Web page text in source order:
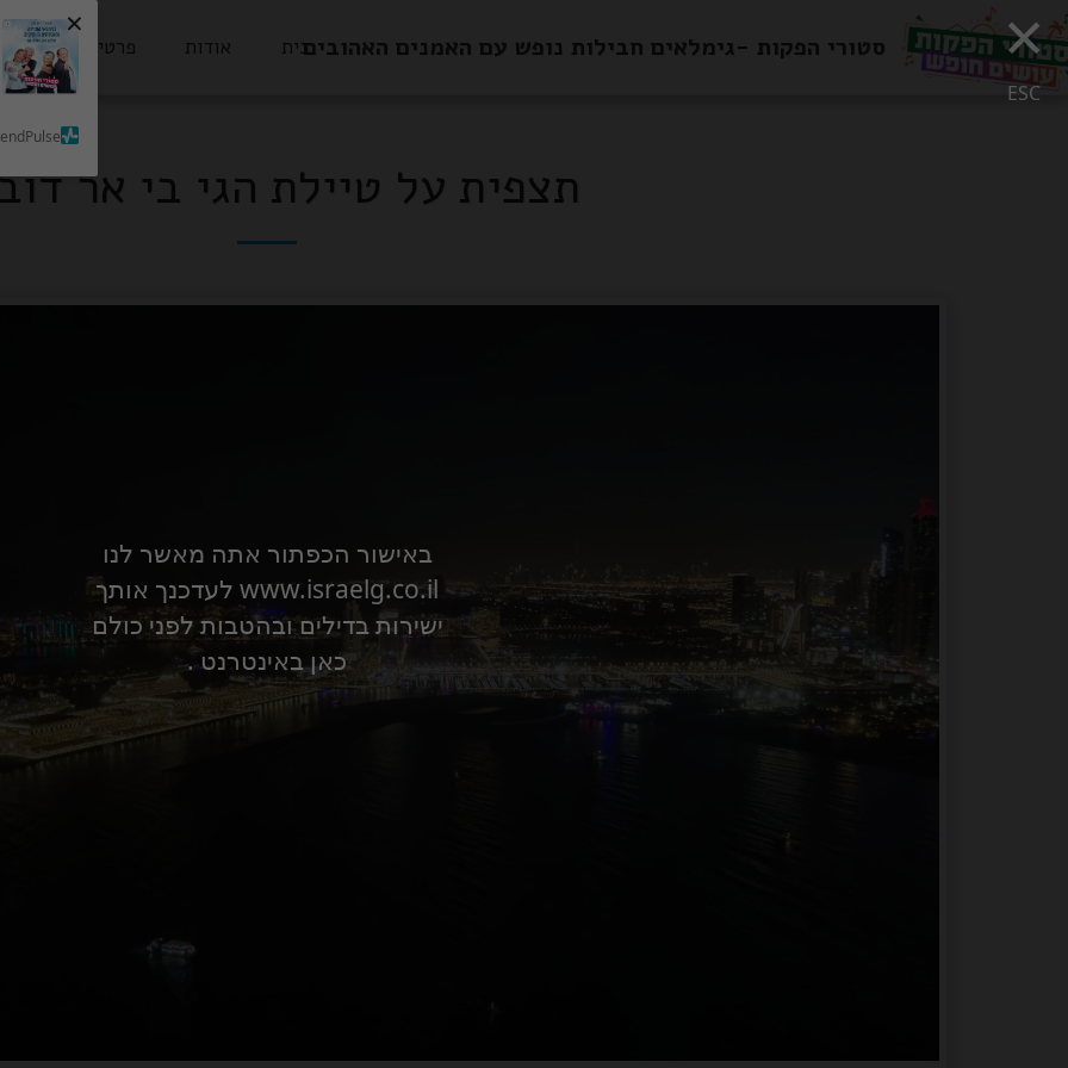
× ×
ESC
באישור הכפתור אתה מאשר לנו
www.israelg.co.il לעדכנך אותך
ישירות בדילים ובהטבות לפני כולם
כאן באינטרנט .
סטורי הפקות -גימלאים חבילות נופש עם האמנים האהוביםבית אודות פרטי הסעות
תצפית על טיילת הגי בי אר